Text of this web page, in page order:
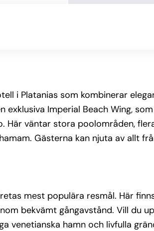
stilrent
eller
även
med egen
och à la
år i spa)
och
i Platanias som kombinerar
exklusiva Imperial Beach Wing,
Här väntar stora poolområden,
Gästerna kan njuta av allt
mest populära resmål. Här
bekvämt gångavstånd. Vill du
venetianska hamn och livfulla